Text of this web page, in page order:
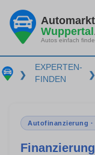
Automarkt
Wuppertal
Autos einfach
❯
EXPERTEN-
FINDEN
❯
Autofinanzierung ·